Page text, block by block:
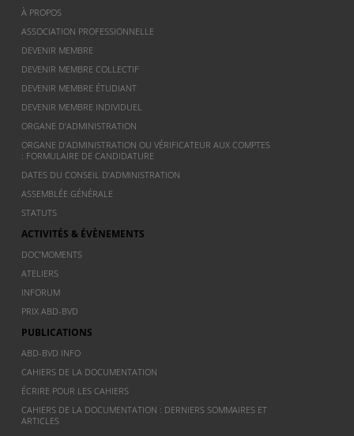
À PROPOS
ASSOCIATION PROFESSIONNELLE
DEVENIR MEMBRE
DEVENIR MEMBRE COLLECTIF
DEVENIR MEMBRE ÉTUDIANT
DEVENIR MEMBRE INDIVIDUEL
ORGANE D’ADMINISTRATION
ORGANE D’ADMINISTRATION OU VÉRIFICATEUR AUX COMPTES
: FORMULAIRE DE CANDIDATURE
DATES DU CONSEIL D’ADMINISTRATION
ASSEMBLÉE GÉNÉRALE
STATUTS
ACTIVITÉS & ÉVÈNEMENTS
DOC’MOMENTS
ATELIERS
INFORUM
PRIX ABD-BVD
PUBLICATIONS
ABD-BVD INFO
CAHIERS DE LA DOCUMENTATION
ÉCRIRE POUR LES CAHIERS
CAHIERS DE LA DOCUMENTATION : DERNIERS SOMMAIRES ET
ARTICLES